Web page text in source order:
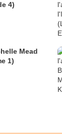
4)
Mead
1)